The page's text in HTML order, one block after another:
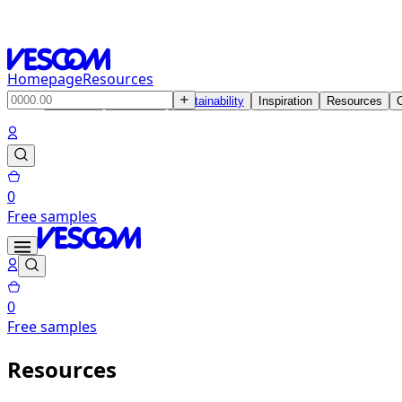
HomepageResources
Products Sustainability Inspiration Resources
0
Free samples
0
Free samples
Resources